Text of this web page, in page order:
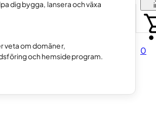
dig bygga, lansera och växa
veta om domäner,
och hemsideprogram.
0